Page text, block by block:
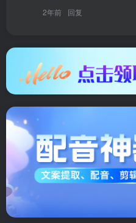
2年前 回复